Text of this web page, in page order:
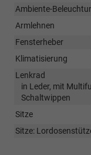
Ambiente-
Armlehnen
Fensterheber
Klimatisierung
Lenkrad
in Leder, mit
Schaltwippen
Sitze
Sitze: